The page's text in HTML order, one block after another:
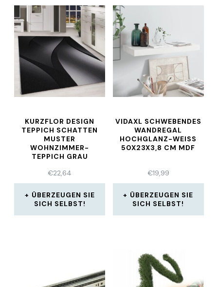
KURZFLOR DESIGN
TEPPICH SCHATTEN
MUSTER
WOHNZIMMER-
TEPPICH GRAU
€22,64
ÜBERZEUGEN SIE
SICH SELBST!
VIDAXL SCHWEBENDES
WANDREGAL
HOCHGLANZ-WEISS 5
0X23X3,8 CM MDF
€19,99
ÜBERZEUGEN SIE
SICH SELBST!